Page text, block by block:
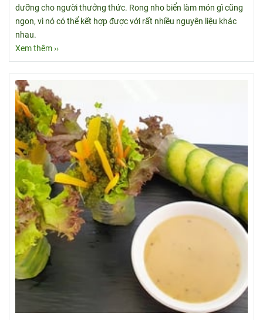
dưỡng cho người thưởng thức. Rong nho biển làm món gì cũng
ngon, vì nó có thể kết hợp được với rất nhiều nguyên liệu khác
nhau.
Xem thêm ››